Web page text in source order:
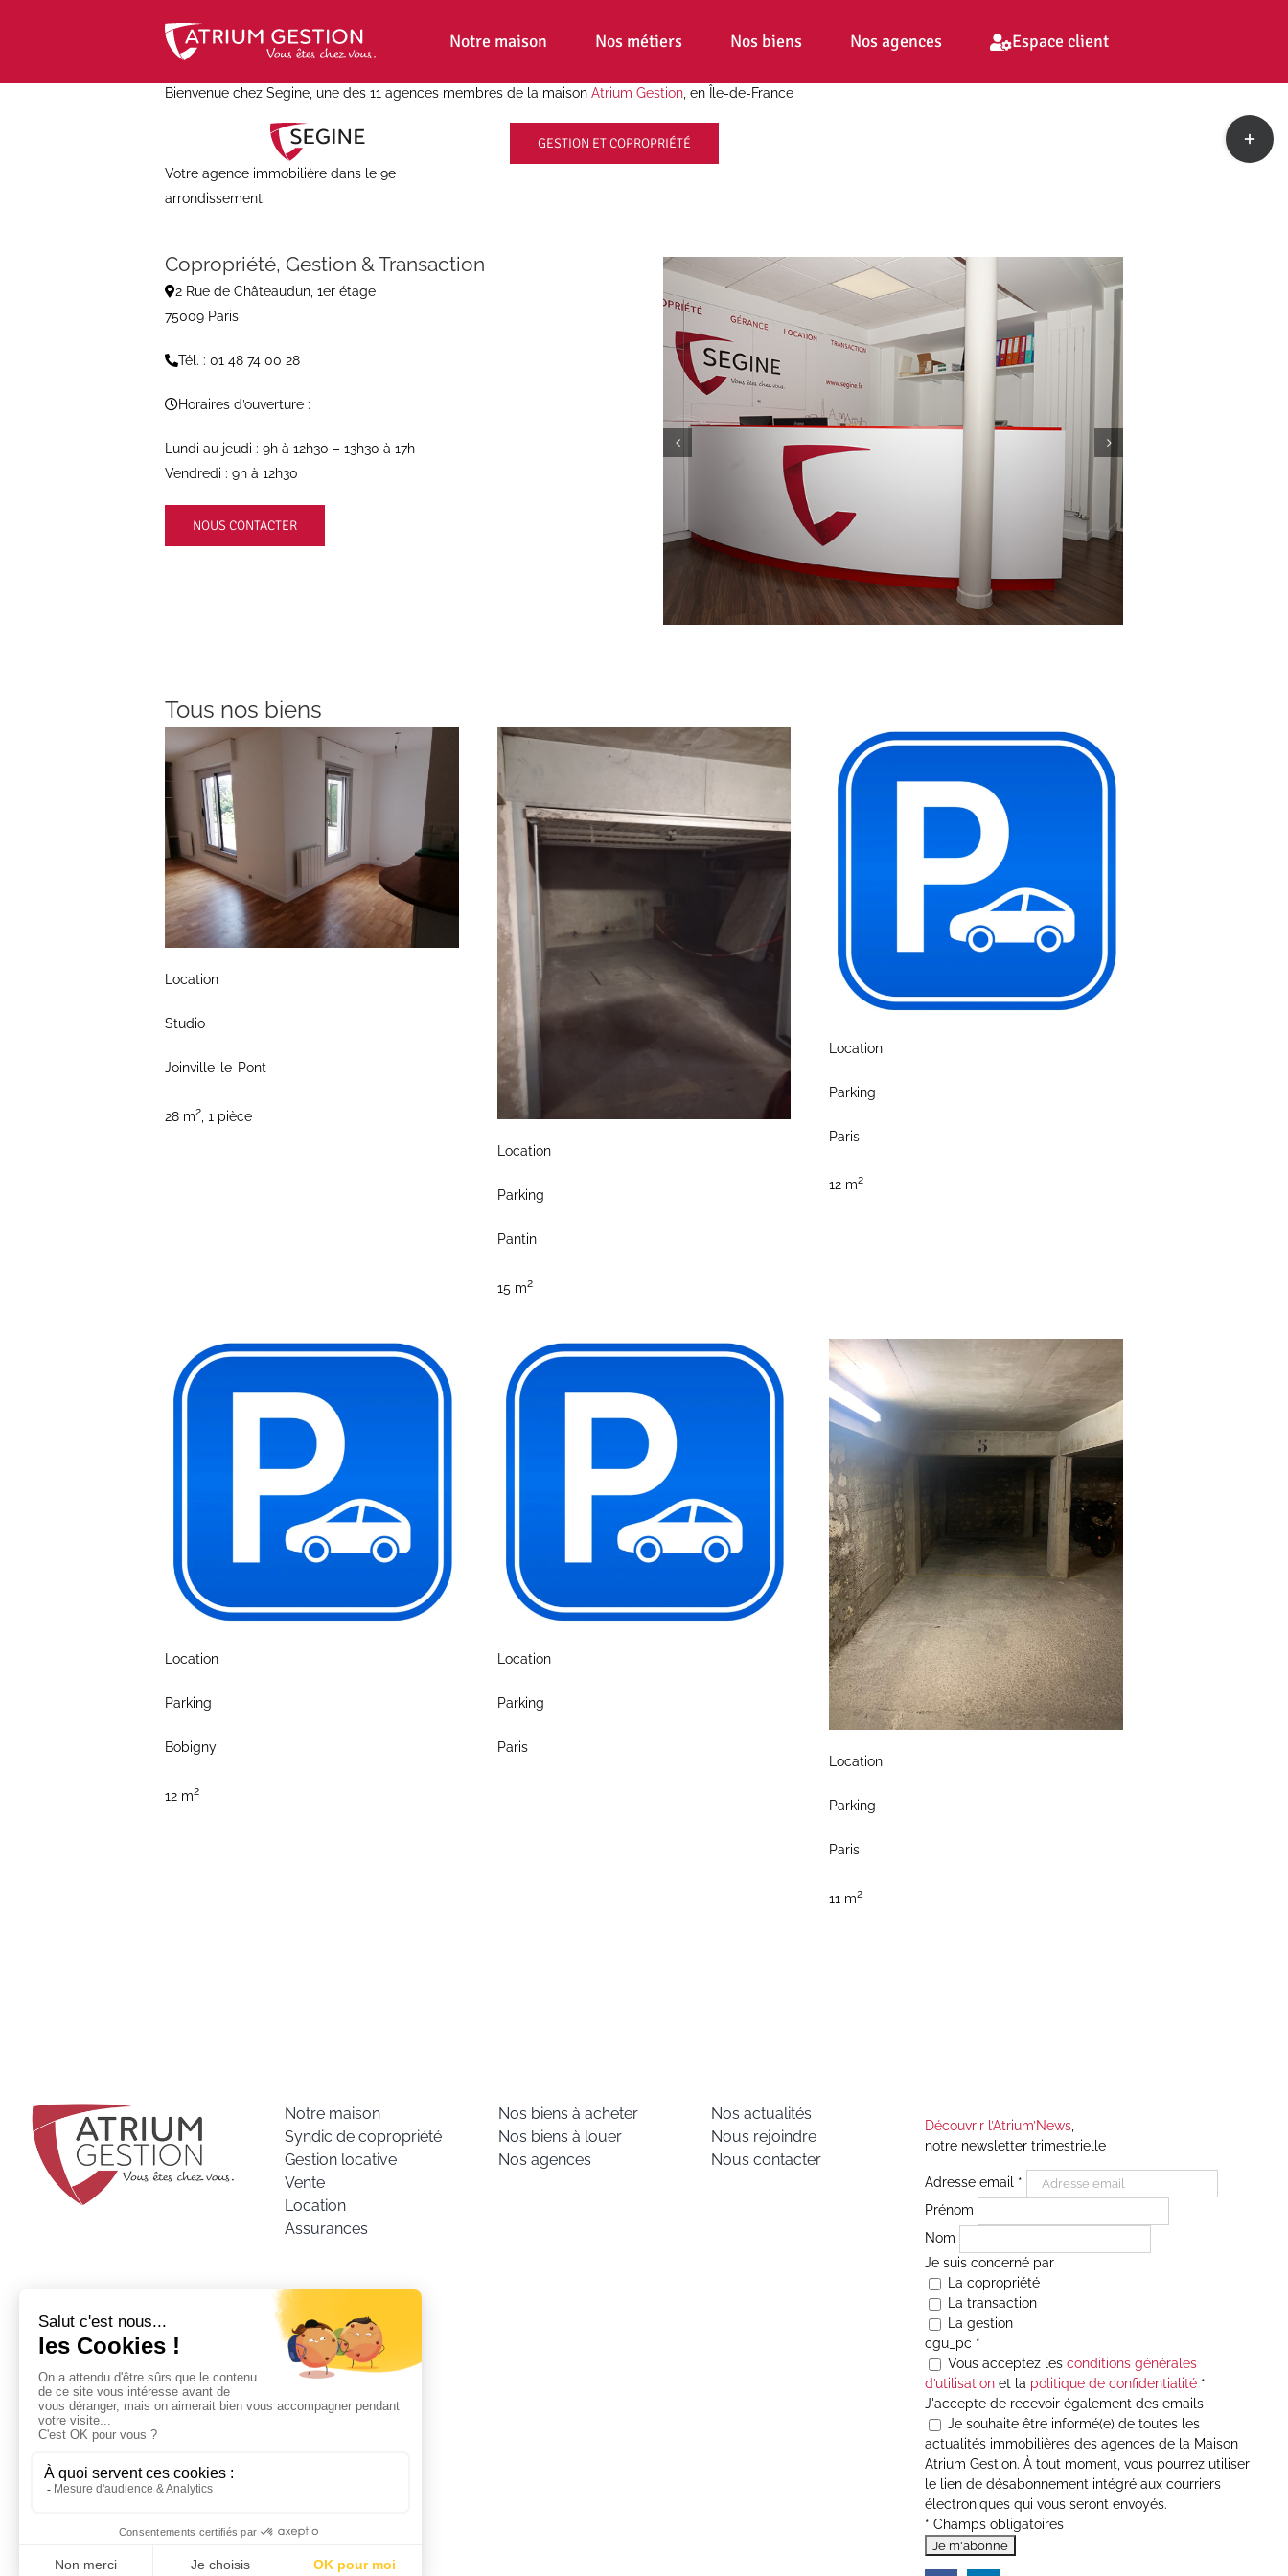
Notre maison Nos métiers Nos biens Nos agences Espace client
Bienvenue chez Segine, une des 11 agences membres de la maison Atrium Gestion , en Île-de-France
Votre agence immobilière dans le 9e
arrondissement.
GESTION ET COPROPRIÉTÉ
Copropriété, Gestion & Transaction
2 Rue de Châteaudun, 1er étage
75009 Paris
Tél. : 01 48 74 00 28
Horaires d’ouverture :
Lundi au jeudi : 9h à 12h30 – 13h30 à 17h
Vendredi : 9h à 12h30
NOUS CONTACTER
Tous nos biens
Location
Studio
Joinville-le-Pont
28 m2 1 pièce
Location
Parking
Pantin
15 m2
Location
Parking
Paris
12 m2
Location
Parking
Bobigny
12 m2
Location
Parking
Paris
Location
Parking
Paris
11 m2
Notre maison
Syndic de copropriété
Gestion locative
Vente
Location
Assurances
Nos biens à acheter
Nos biens à louer
Nos agences
Nos actualités
Nous rejoindre
Nous contacter
Découvrir l’Atrium’News,
notre newsletter trimestrielle
Adresse email *
Prénom
Nom
Je suis concerné par
La copropriété
La transaction
La gestion
cgu_pc *
Vous acceptez les conditions générales
d’utilisationet la politique de confidentialité*
J'accepte de recevoir également des emails
Je souhaite être informé(e) de toutes les
actualités immobilières des agences de la Maison
Atrium Gestion. À tout moment, vous pourrez utiliser
le lien de désabonnement intégré aux courriers
électroniques qui vous seront envoyés.
* Champs obligatoires
Toggle
Sliding
Bar